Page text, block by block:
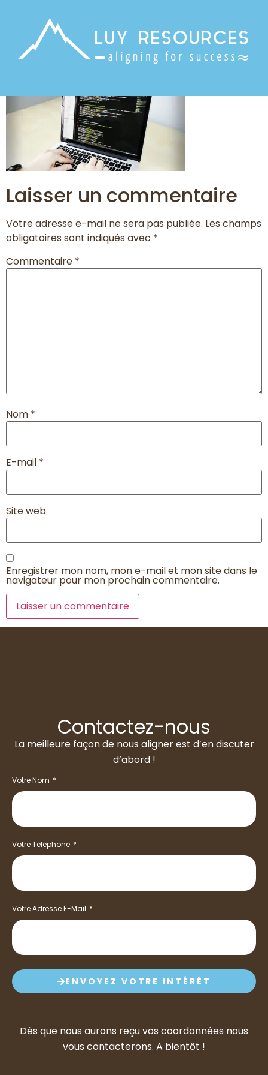
Laisser un commentaire
Votre adresse e-mail ne sera pas publiée. Les champs
obligatoires sont indiqués avec *
Commentaire *
Nom *
E-mail *
Site web
Enregistrer mon nom, mon e-mail et mon site dans le
navigateur pour mon prochain commentaire.
Contactez-nous
La meilleure façon de nous aligner est d’en discuter
d’abord !
Votre Nom
Votre Téléphone
Votre Adresse E-Mail
ENVOYEZ VOTRE INTÉRÊT
Dès que nous aurons reçu vos coordonnées nous
vous contacterons. A bientôt !